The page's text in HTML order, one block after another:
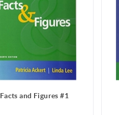
Facts and Figures #1